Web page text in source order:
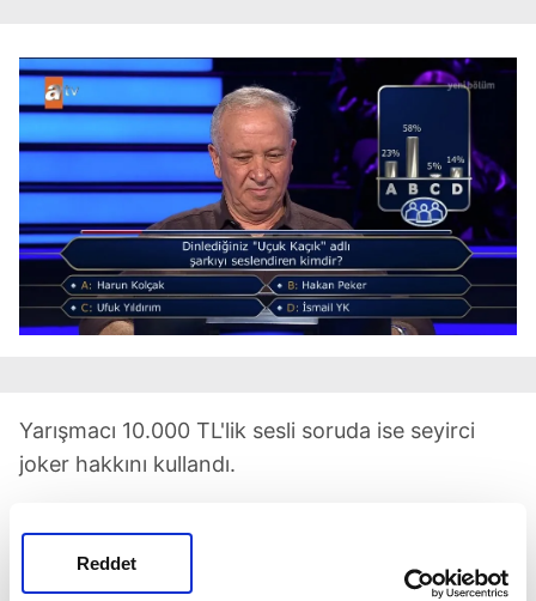
Reddet
Yarışmacı 10.000 TL'lik sesli soruda ise seyirci
joker hakkını kullandı.
seslendiren kimdir?